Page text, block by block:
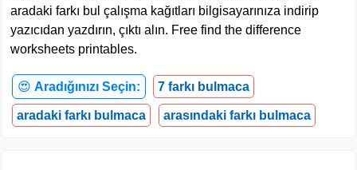
aradaki farkı bul çalışma kağıtları bilgisayarınıza indirip
yazıcıdan yazdırın, çıktı alın. Free find the difference
worksheets printables.
😍 Aradığınızı Seçin: 7 farkı bulmaca
aradaki farkı bulmaca arasındaki farkı bulmaca